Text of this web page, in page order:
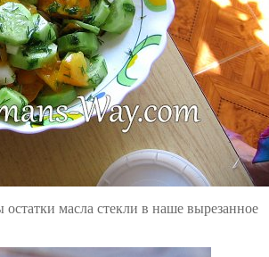
масла стекли в наше вырезанное